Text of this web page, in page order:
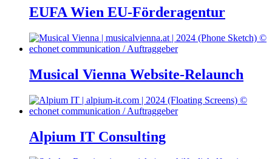
EUFA Wien EU-Förderagentur
Musical Vienna Website-Relaunch
Alpium IT Consulting